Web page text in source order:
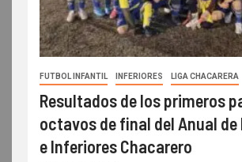
FUTBOL INFANTIL INFERIORES LIGA CHACARERA
Resultados de los primeros
octavos de final del Anual
e Inferiores Chacarero